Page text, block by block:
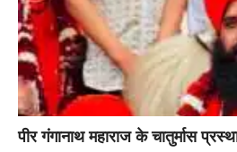
पीर गंगानाथ महाराज के चातुर्मास